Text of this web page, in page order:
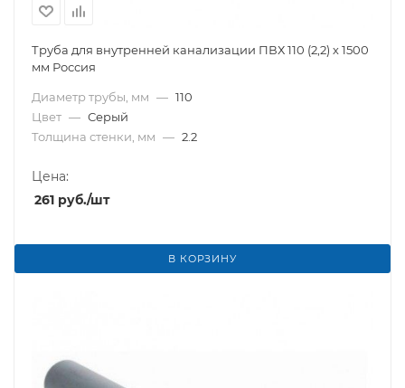
Труба для внутренней канализации ПВХ 110 (2,2) х 1500
мм Россия
Диаметр трубы, мм — 110
Цвет — Серый
Толщина стенки, мм — 2.2
Цена:
261 руб./шт
В КОРЗИНУ